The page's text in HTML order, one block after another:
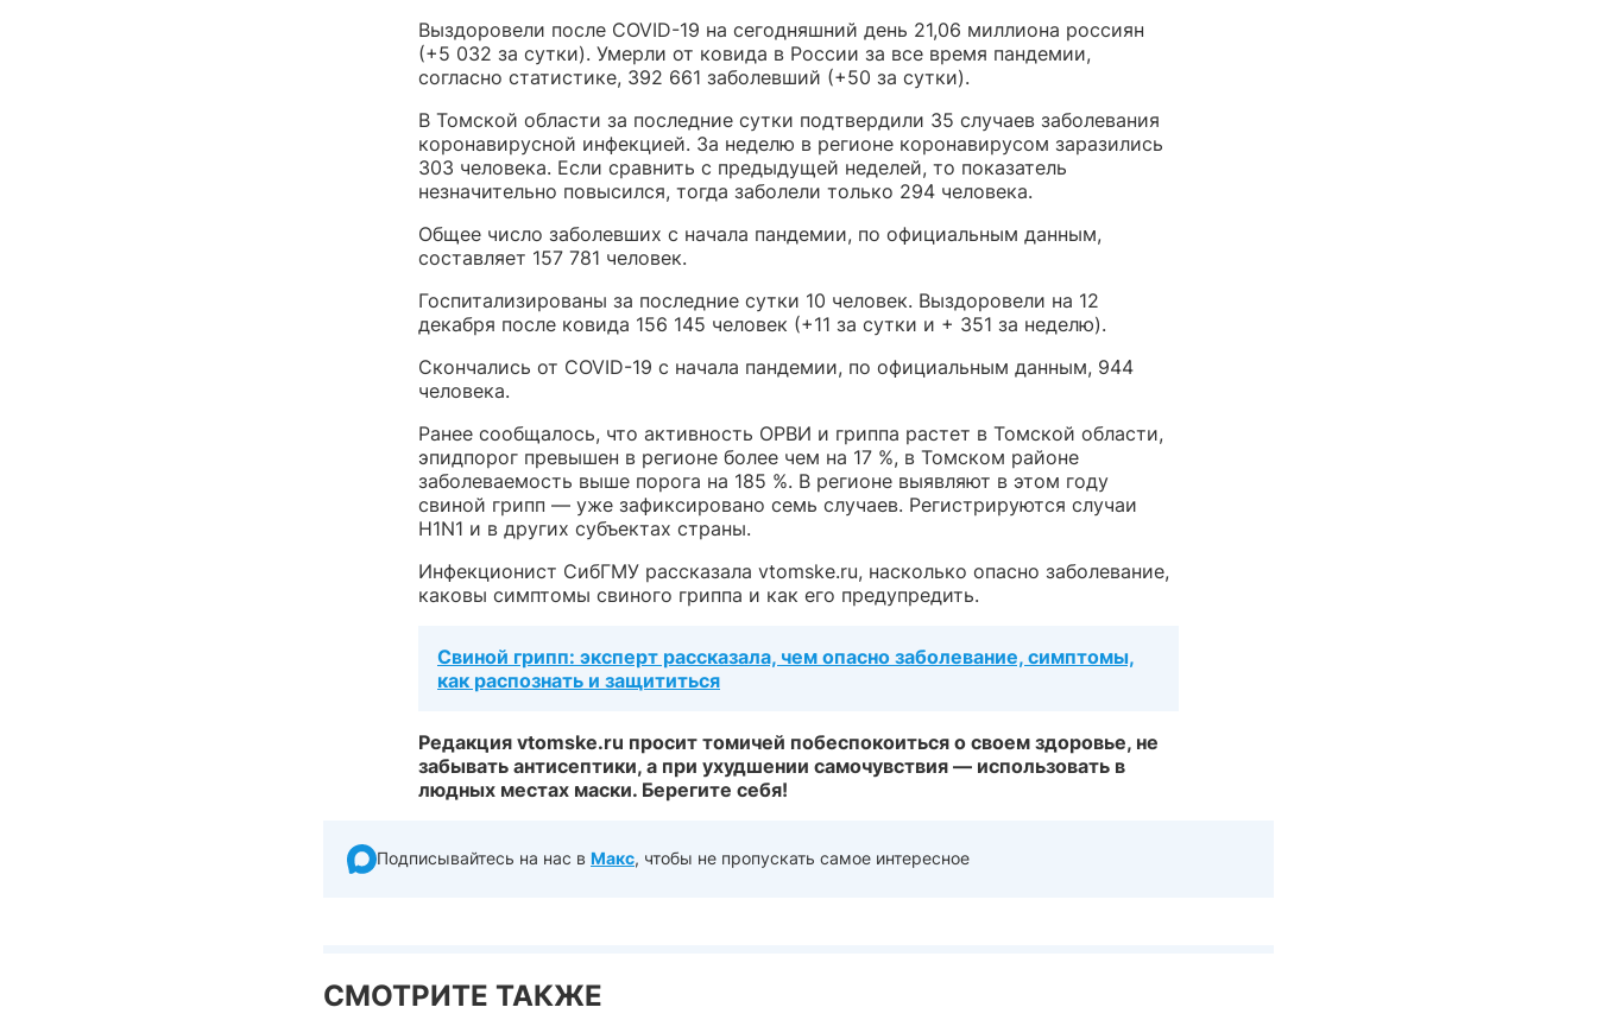
Выздоровели после COVID-19 на сегодняшний день 21,06 миллиона россиян
(+5 032 за сутки). Умерли от ковида в России за все время пандемии,
согласно статистике, 392 661 заболевший (+50 за сутки).
В Томской области за последние сутки подтвердили 35 случаев заболевания
коронавирусной инфекцией. За неделю в регионе коронавирусом заразились
303 человека. Если сравнить с предыдущей неделей, то показатель
незначительно повысился, тогда заболели только 294 человека.
Общее число заболевших с начала пандемии, по официальным данным,
составляет 157 781 человек.
Госпитализированы за последние сутки 10 человек. Выздоровели на 12
декабря после ковида 156 145 человек (+11 за сутки и + 351 за неделю).
Скончались от COVID-19 с начала пандемии, по официальным данным, 944
человека.
Ранее сообщалось, что активность ОРВИ и гриппа растет в Томской области,
эпидпорог превышен в регионе более чем на 17 %, в Томском районе
заболеваемость выше порога на 185 %. В регионе выявляют в этом году
свиной грипп — уже зафиксировано семь случаев. Регистрируются случаи
H1N1 и в других субъектах страны.
Инфекционист СибГМУ рассказала vtomske.ru, насколько опасно заболевание,
каковы симптомы свиного гриппа и как его предупредить.
Свиной грипп: эксперт рассказала, чем опасно заболевание, симптомы,
как распознать и защититься
Редакция vtomske.ru просит томичей побеспокоиться о своем здоровье, не
забывать антисептики, а при ухудшении самочувствия — использовать в
людных местах маски. Берегите себя!
Подписывайтесь на нас в Макс, чтобы не пропускать самое интересное
СМОТРИТЕ ТАКЖЕ